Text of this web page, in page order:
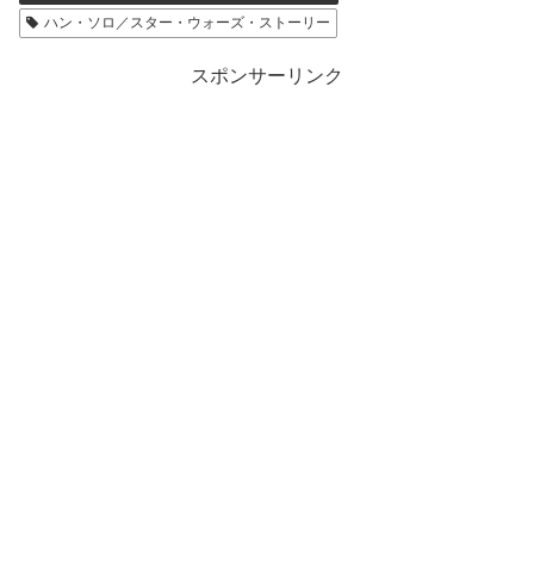
ハン・ソロ／スター・ウォーズ・ストーリー
スポンサーリンク